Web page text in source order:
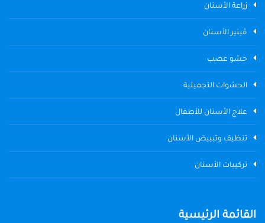
زراعة الأسنان
ڤينير الأسنان
حشو عصب
الحشوات التجميلية
علاج الأسنان للأطفال
تنظيف وتبييض الأسنان
تركيبات الأسنان
القائمة الرئيسية